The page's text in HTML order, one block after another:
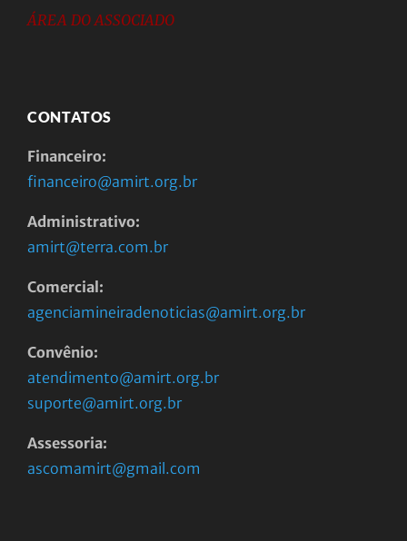
ÁREA DO ASSOCIADO
CONTATOS
Financeiro:
financeiro@amirt.org.br
Administrativo:
amirt@terra.com.br
Comercial:
agenciamineiradenoticias@amirt.org.br
Convênio:
atendimento@amirt.org.br
suporte@amirt.org.br
Assessoria:
ascomamirt@gmail.com